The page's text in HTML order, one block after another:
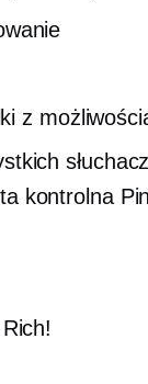
z
kontrolna